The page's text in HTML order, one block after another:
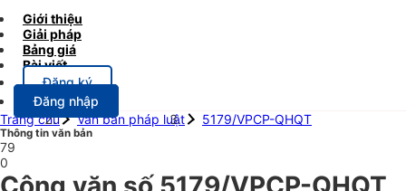
Giới thiệu
Giải pháp
Bảng giá
Bài viết
Đăng ký
Đăng nhập
Trang chủ
Văn bản pháp luật 5179/VPCP-QHQT
Thông tin văn bản
79
0